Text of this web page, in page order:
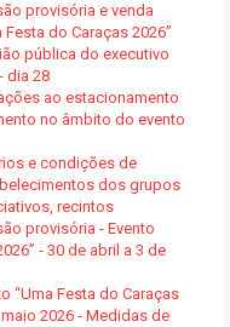
provisória e venda
do Caraças 2026”
pública do executivo
dia 28
ao estacionamento
no âmbito do evento
e condições de
dos grupos
recintos
provisória - Evento
- 30 de abril a 3 de
“Uma Festa do Caraças
2026 - Medidas de